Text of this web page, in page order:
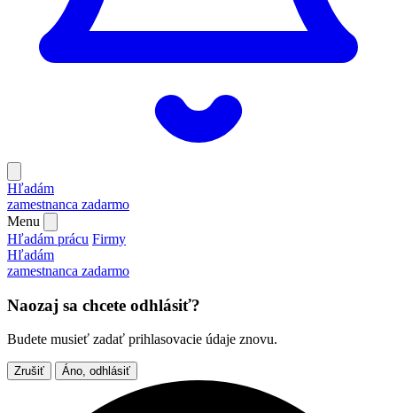
Hľadám
zamestnanca zadarmo
Menu
Hľadám prácu Firmy
Hľadám
zamestnanca zadarmo
Naozaj sa chcete odhlásiť?
Budete musieť zadať prihlasovacie údaje znovu.
Zrušiť Áno, odhlásiť